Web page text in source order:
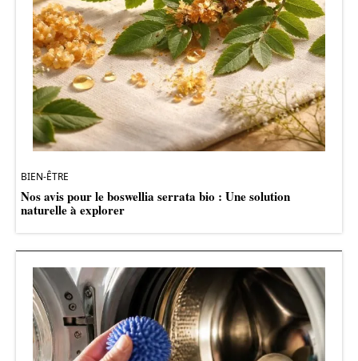
BIEN-ÊTRE
Nos avis pour le boswellia serrata bio : Une solution
naturelle à explorer